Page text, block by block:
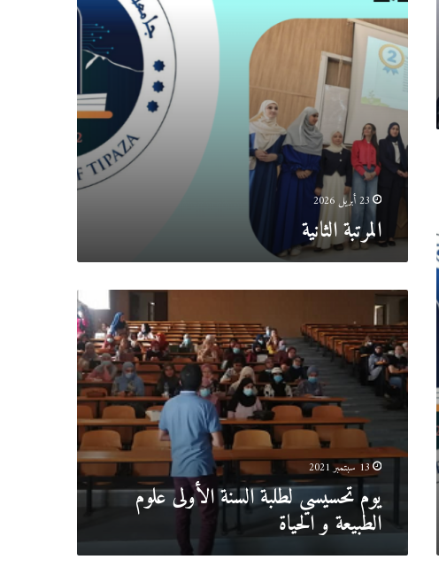
23 أبريل 2026
المرتبة الثانية
يوم
تحسيسي
لطلبة
السنة
الأولى
علوم
الطبيعة
الحياة
13 سبتمبر 2021
يوم تحسيسي لطلبة السنة الأولى علوم
الطبيعة و الحياة